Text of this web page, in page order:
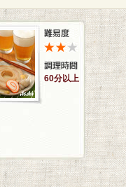
60分以上